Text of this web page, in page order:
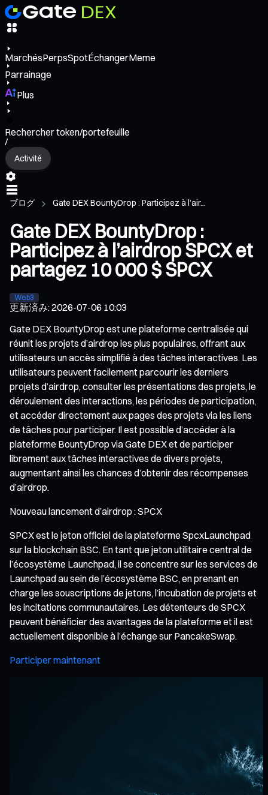
MarchésPerpsSpotÉchangerMeme
Parrainage
Plus
Rechercher token/portefeuille
/
Activité
ブログ Gate DEX BountyDrop : Participez à l’air...
Gate DEX BountyDrop :
Participez à l’airdrop SPCX et
partagez 10 000 $ SPCX
Web3
更新済み:2026-07-06 10:03
Gate DEX BountyDrop est une plateforme centralisée qui
réunit les projets d’airdrop les plus populaires, offrant aux
utilisateurs un accès simplifié à des tâches interactives. Les
utilisateurs peuvent facilement parcourir les derniers
projets d’airdrop, consulter les présentations des projets, le
déroulement des interactions, les périodes de participation,
et accéder directement aux pages des projets via les liens
de tâches pour participer. Il est possible d’accéder à la
plateforme BountyDrop via Gate DEX et de participer
librement aux tâches interactives de divers projets,
augmentant ainsi les chances d’obtenir des récompenses
d’airdrop.
Nouveau lancement d’airdrop : SPCX
SPCX est le jeton officiel de la plateforme SpcxLaunchpad
sur la blockchain BSC. En tant que jeton utilitaire central de
l’écosystème Launchpad, il se concentre sur les services de
Launchpad au sein de l’écosystème BSC, en prenant en
charge les souscriptions de jetons, l’incubation de projets et
les incitations communautaires. Les détenteurs de SPCX
peuvent bénéficier des avantages de la plateforme et il est
actuellement disponible à l’échange sur PancakeSwap.
Participer maintenant